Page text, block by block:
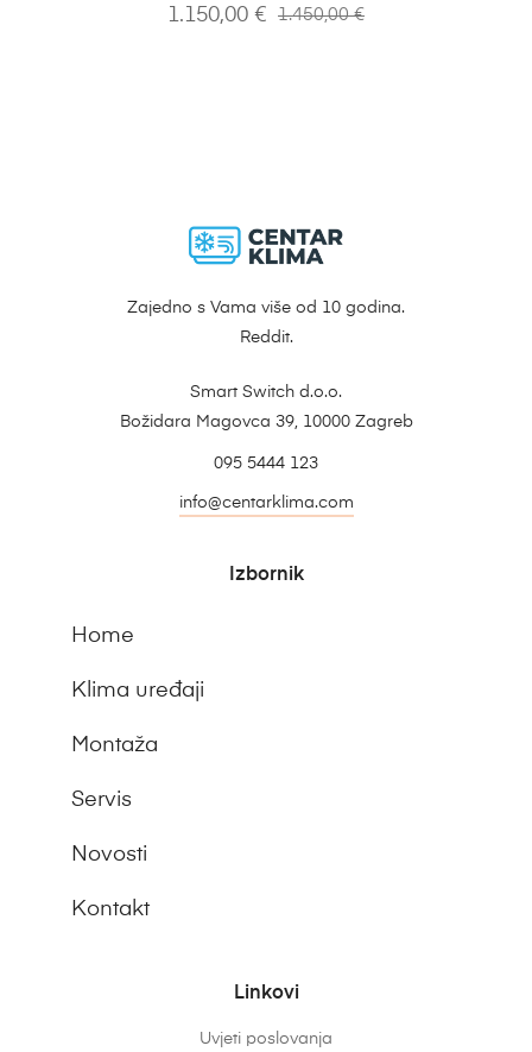
1.450,00€
1.150,00 €
Zajedno s Vama više od 10 godina.
Reddit.
Smart Switch d.o.o.
Božidara Magovca 39, 10000 Zagreb
095 5444 123
info@centarklima.com
Izbornik
Home
Klima uređaji
Montaža
Servis
Novosti
Kontakt
Linkovi
Uvjeti poslovanja